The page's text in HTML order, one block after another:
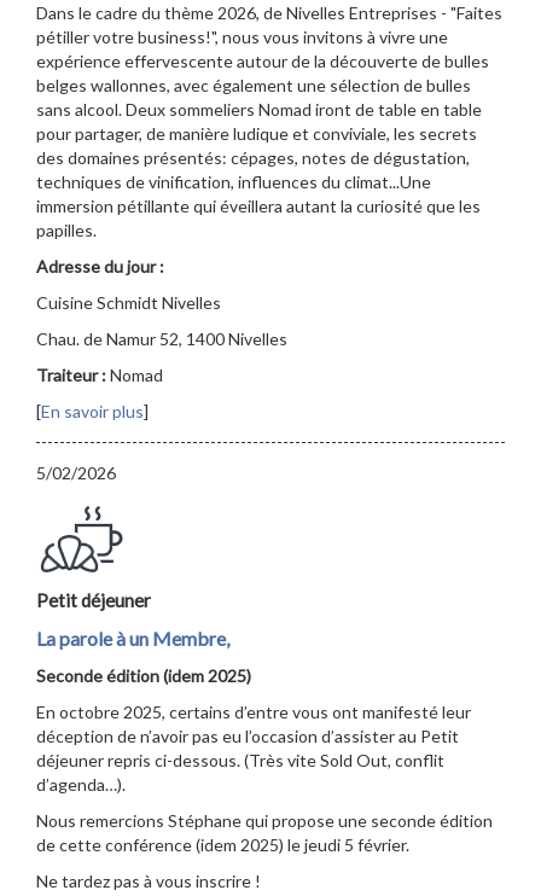
Dans le cadre du thème 2026, de Nivelles Entreprises - "Faites
pétiller votre business!", nous vous invitons à vivre une
expérience effervescente autour de la découverte de bulles
belges wallonnes, avec également une sélection de bulles
sans alcool. Deux sommeliers Nomad iront de table en table
pour partager, de manière ludique et conviviale, les secrets
des domaines présentés: cépages, notes de dégustation,
techniques de vinification, influences du climat...Une
immersion pétillante qui éveillera autant la curiosité que les
papilles.
Adresse du jour :
Cuisine Schmidt Nivelles
Chau. de Namur 52, 1400 Nivelles
Traiteur :Nomad
[En savoir plus]
5/02/2026
Petit déjeuner
La parole à un Membre,
Seconde édition (idem 2025)
En octobre 2025, certains d’entre vous ont manifesté leur
déception de n’avoir pas eu l’occasion d’assister au Petit
déjeuner repris ci-dessous. (Très vite Sold Out, conflit
d’agenda…).
Nous remercions Stéphane qui propose une seconde édition
de cette conférence (idem 2025) le jeudi 5 février.
Ne tardez pas à vous inscrire !